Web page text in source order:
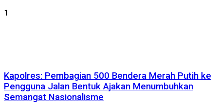
1
Kapolres: Pembagian 500 Bendera Merah Putih ke
Pengguna Jalan Bentuk Ajakan Menumbuhkan
Semangat Nasionalisme